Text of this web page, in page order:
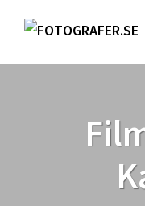
Fotografer.se